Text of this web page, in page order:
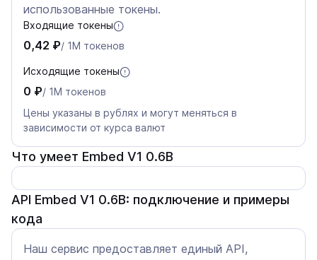
использованные токены.
Входящие токены
0,42 ₽/ 1M токенов
Исходящие токены
0 ₽/ 1M токенов
Цены указаны в рублях и могут меняться в
зависимости от курса валют
Что умеет Embed V1 0.6B
API Embed V1 0.6B: подключение и примеры
кода
Наш сервис предоставляет единый API,